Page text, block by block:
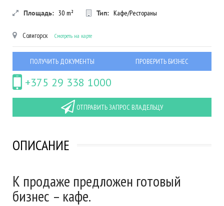
Площадь: 30 m² Тип: Кафе/Рестораны
Солигорск Смотреть на карте
ПОЛУЧИТЬ ДОКУМЕНТЫ ПРОВЕРИТЬ БИЗНЕС
+375 29 338 1000
ОТПРАВИТЬ ЗАПРОС ВЛАДЕЛЬЦУ
ОПИСАНИЕ
К продаже предложен готовый
бизнес – кафе.